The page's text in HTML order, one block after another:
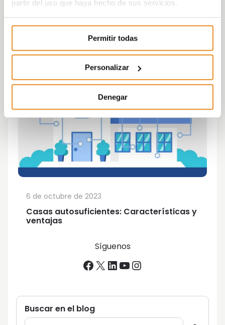
partir del uso que haya hecho de sus servicios.
Permitir todas
Personalizar
Denegar
Casas autosuficientes: Características y
ventajas
6 de octubre de 2023
Síguenos
Facebook
X LinkedIn
YouTube
Instagram
Buscar en el blog